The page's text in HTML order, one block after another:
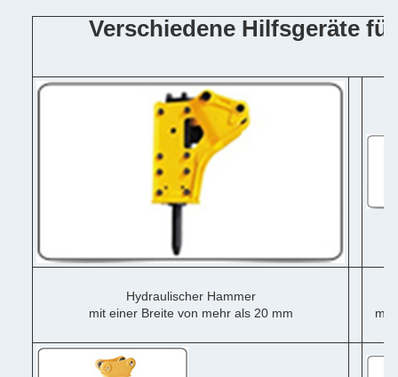
Verschiedene Hilfsgeräte
Hydraulischer Hammer
mit einer Breite von mehr als 20 mm
mit